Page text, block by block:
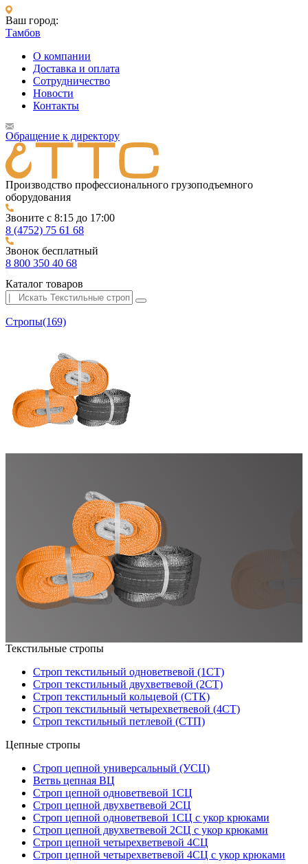
Ваш город:
Тамбов
О компании
Доставка и оплата
Сотрудничество
Новости
Контакты
Обращение к директору
Производство профессионального грузоподъемного
оборудования
Звоните с 8:15 до 17:00
8 (4752) 75 61 68
Звонок бесплатный
8 800 350 40 68
Каталог товаров
Стропы(169)
Текстильные стропы
Строп текстильный одноветвевой (1СТ)
Строп текстильный двухветвевой (2СТ)
Строп текстильный кольцевой (СТК)
Строп текстильный четырехветвевой (4СТ)
Строп текстильный петлевой (СТП)
Цепные стропы
Строп цепной универсальный (УСЦ)
Ветвь цепная ВЦ
Строп цепной одноветвевой 1СЦ
Строп цепной двухветвевой 2СЦ
Строп цепной одноветвевой 1СЦ с укор крюками
Строп цепной двухветвевой 2СЦ с укор крюками
Строп цепной четырехветвевой 4СЦ
Строп цепной четырехветвевой 4СЦ с укор крюками